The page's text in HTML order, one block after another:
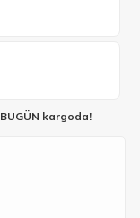
BUGÜN kargoda!